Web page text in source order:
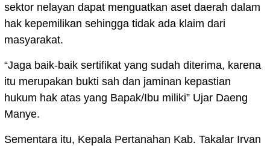
sektor nelayan dapat menguatkan aset daerah dalam
hak kepemilikan sehingga tidak ada klaim dari
masyarakat.
“Jaga baik-baik sertifikat yang sudah diterima, karena
itu merupakan bukti sah dan jaminan kepastian
hukum hak atas yang Bapak/Ibu miliki” Ujar Daeng
Manye.
Sementara itu, Kepala Pertanahan Kab. Takalar Irvan